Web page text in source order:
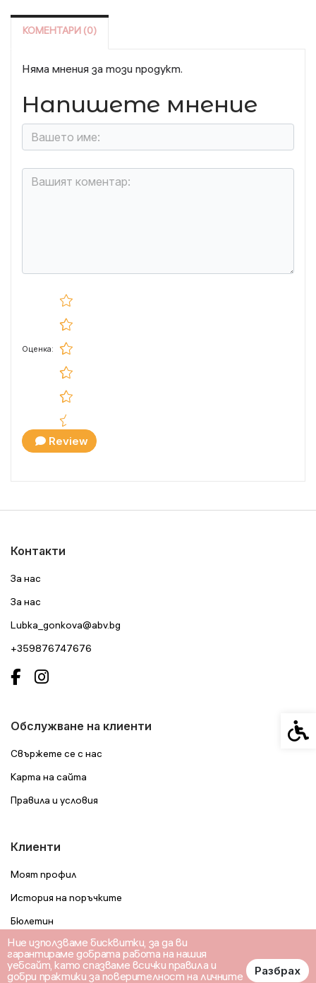
КОМЕНТАРИ (0)
Няма мнения за този продукт.
Напишете мнение
Оценка:
Review
Ние използваме бисквитки, за да ви
гарантираме добрата работа на нашия
уебсайт, като спазваме всички правила и
добри практики за поверителност на личните
Разбрах
Контакти
За нас
За нас
Lubka_gonkova@abv.bg
+359876747676
Обслужване на клиенти
Свържете се с нас
Карта на сайта
Правила и условия
Клиенти
Моят профил
История на поръчките
Бюлетин